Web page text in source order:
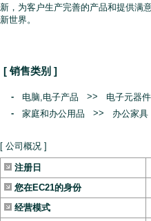
新，为客户生产完善的产品和提供满
新世界。
[ 销售类别 ]
- 电脑,电子产品 >>
电子元器
-
家庭和办公用品 >> 办公家具
[ 公司概况 ]
注册日
您在EC21的身份
经营模式